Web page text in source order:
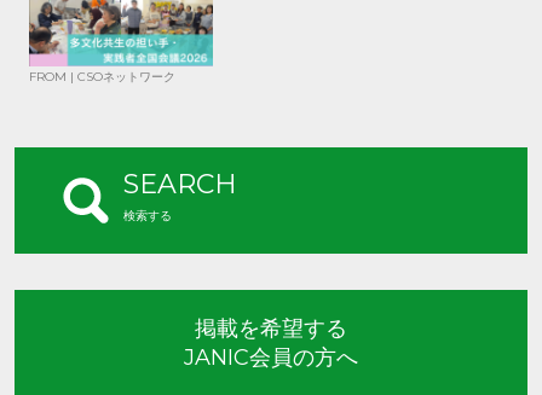
FROM | CSOネットワーク
SEARCH
検索する
掲載を希望する
JANIC会員の方へ